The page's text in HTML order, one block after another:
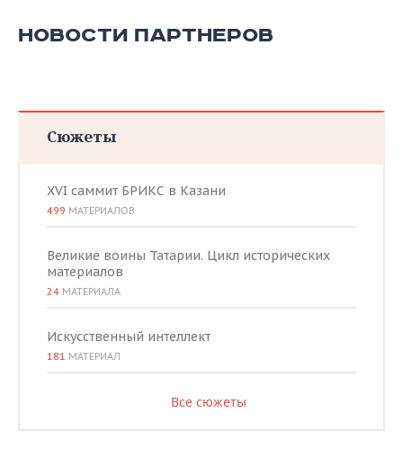
НОВОСТИ ПАРТНЕРОВ
Сюжеты
XVI саммит БРИКС в Казани
499 МАТЕРИАЛОВ
Великие воины Татарии. Цикл исторических
материалов
24 МАТЕРИАЛА
Искусственный интеллект
181 МАТЕРИАЛ
Все сюжеты